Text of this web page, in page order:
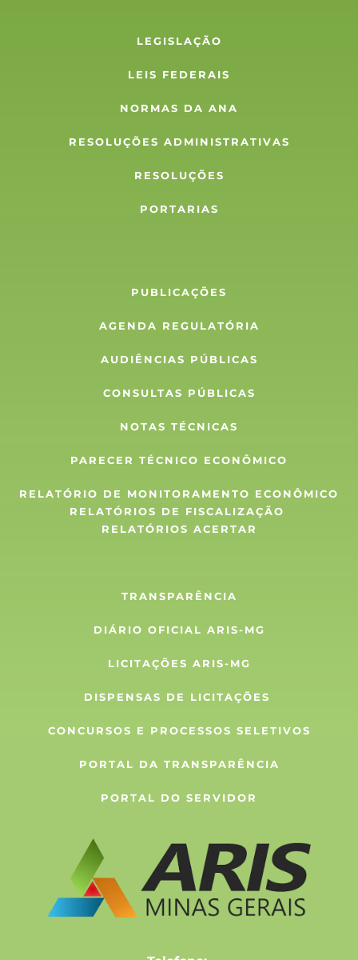
LEGISLAÇÃO
LEIS FEDERAIS
NORMAS DA ANA
RESOLUÇÕES ADMINISTRATIVAS
RESOLUÇÕES
PORTARIAS
PUBLICAÇÕES
AGENDA REGULATÓRIA
AUDIÊNCIAS PÚBLICAS
CONSULTAS PÚBLICAS
NOTAS TÉCNICAS
PARECER TÉCNICO ECONÔMICO
RELATÓRIO DE MONITORAMENTO ECONÔMICO
RELATÓRIOS DE FISCALIZAÇÃO
RELATÓRIOS ACERTAR
TRANSPARÊNCIA
DIÁRIO OFICIAL ARIS-MG
LICITAÇÕES ARIS-MG
DISPENSAS DE LICITAÇÕES
CONCURSOS E PROCESSOS SELETIVOS
PORTAL DA TRANSPARÊNCIA
PORTAL DO SERVIDOR